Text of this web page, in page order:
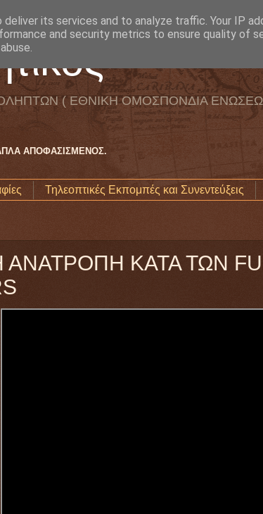
( ΕΘΝΙΚΗ ΟΜΟΣΠΟΝΔΙΑ
ΑΠΟΦΑΣΙΣΜΕΝΟΣ.
Τηλεοπτικές Εκπομπές και Συνεντεύξεις
ΑΝΑΤΡΟΠΗ ΚΑΤΑ ΤΩΝ
its services and to analyze traffic. Your IP
and security metrics to ensure quality of